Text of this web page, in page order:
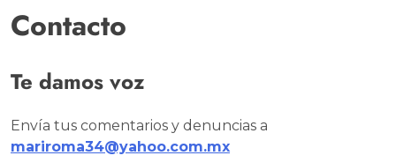
Contacto
Te damos voz
Envía tus comentarios y denuncias a
mariroma34@yahoo.com.mx